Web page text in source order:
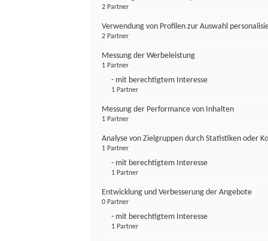
2 Partner
Verwendung von Profilen zur Auswahl
2 Partner
Messung der Werbeleistung
1 Partner
- mit berechtigtem Interesse
1 Partner
Messung der Performance von Inhalten
1 Partner
Analyse von Zielgruppen durch Statistiken oder
1 Partner
- mit berechtigtem Interesse
1 Partner
Entwicklung und Verbesserung der Angebote
0 Partner
- mit berechtigtem Interesse
1 Partner